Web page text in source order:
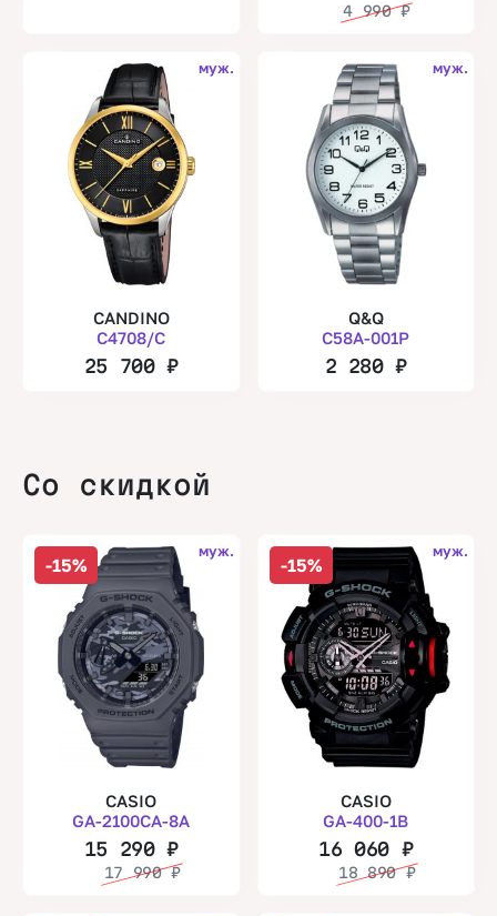
4 990₽
муж.
CANDINO
C4708/C
25 700₽
муж.
Q&Q
C58A-001P
2 280₽
Со скидкой
-15%
муж.
CASIO
GA-2100CA-8A
15 290₽
17 990₽
-15%
муж.
CASIO
GA-400-1B
16 060 ₽
18 890₽